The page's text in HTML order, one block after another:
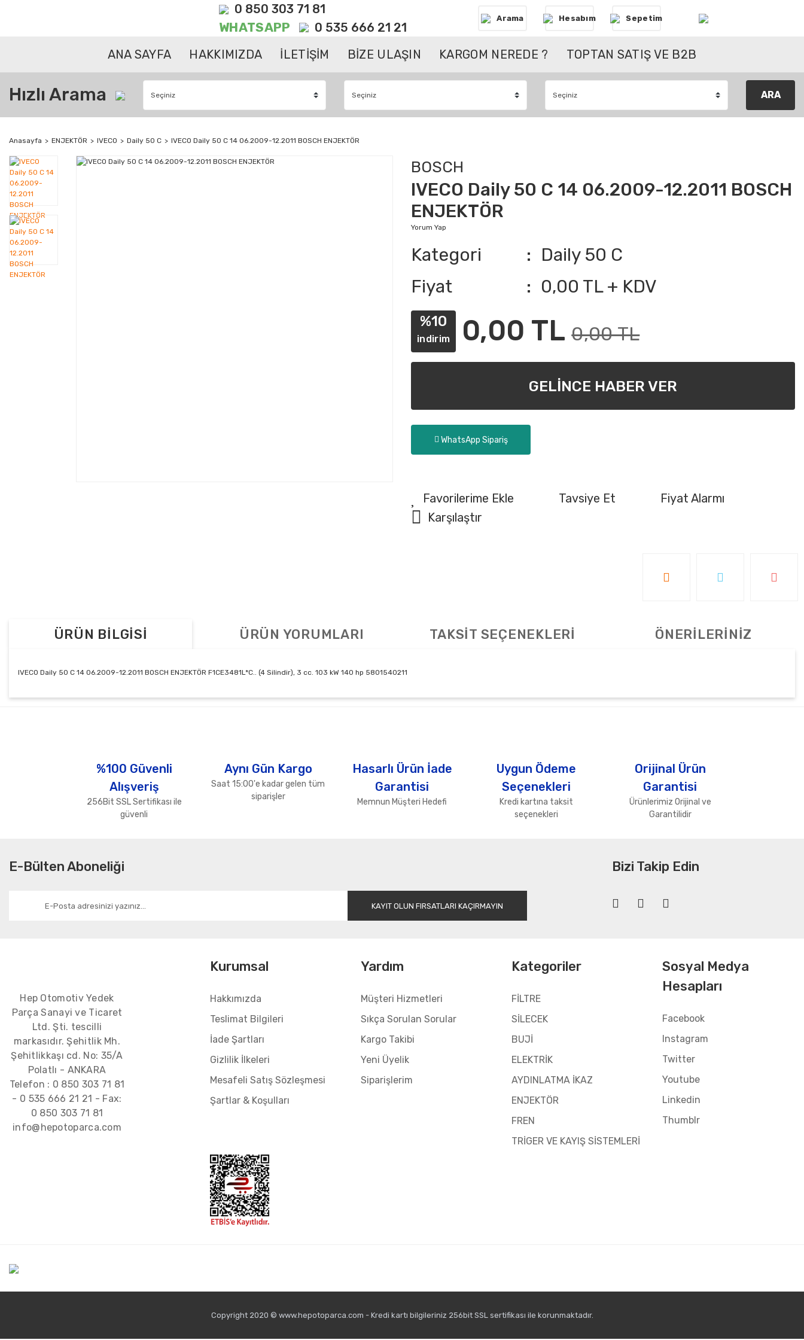
0 850 303 71 81
WHATSAPP 0 535 666 21 21
Arama Hesabım Sepetim
ANA SAYFA HAKKIMIZDA İLETİŞİM BİZE ULAŞIN KARGOM NEREDE ? TOPTAN SATIŞ VE B2B
Hızlı Arama ARA
Anasayfa ENJEKTÖR IVECO Daily 50 C IVECO Daily 50 C 14 06.2009-12.2011 BOSCH ENJEKTÖR
BOSCH
IVECO Daily 50 C 14 06.2009-12.2011 BOSCH
ENJEKTÖR
Yorum Yap
Kategori
Daily 50 C
Fiyat
0,00 TL + KDV
%10
indirim 0,00 TL 0,00 TL
GELİNCE HABER VER
WhatsApp Sipariş
Tavsiye Et
Fiyat Alarmı
Karşılaştır
ÜRÜN BİLGİSİ ÜRÜN YORUMLARI TAKSİT SEÇENEKLERİ ÖNERİLERİNİZ
IVECO Daily 50 C 14 06.2009-12.2011 BOSCH ENJEKTÖR F1CE3481L*C.. (4 Silindir), 3 cc. 103 kW 140 hp 5801540211
Ürün fiyatı diğer sitelerden daha pahalı.
Bu ürüne benzer farklı alternatifler olmalı.
Gönder
%100 Güvenli
Alışveriş
256Bit SSL Sertifikası ile
güvenli
Aynı Gün Kargo
Saat 15:00'e kadar gelen tüm
siparişler
Hasarlı Ürün İade
Garantisi
Memnun Müşteri Hedefi
Uygun Ödeme
Seçenekleri
Kredi kartına taksit
seçenekleri
Orijinal Ürün
Garantisi
Ürünlerimiz Orijinal ve
Garantilidir
E-Bülten Aboneliği
KAYIT OLUN FIRSATLARI KAÇIRMAYIN
Bizi Takip Edin
Hep Otomotiv Yedek
Parça Sanayi ve Ticaret
Ltd. Şti. tescilli
markasıdır. Şehitlik Mh.
Şehitlikkaşı cd. No: 35/A
Polatlı - ANKARA
Telefon : 0 850 303 71 81
- 0 535 666 21 21 - Fax:
0 850 303 71 81
info@hepotoparca.com
Kurumsal
Hakkımızda
Teslimat Bilgileri
İade Şartları
Gizlilik İlkeleri
Mesafeli Satış Sözleşmesi
Şartlar & Koşulları
Yardım
Müşteri Hizmetleri
Sıkça Sorulan Sorular
Kargo Takibi
Yeni Üyelik
Siparişlerim
Kategoriler
FİLTRE
SİLECEK
BUJİ
ELEKTRİK
AYDINLATMA İKAZ
ENJEKTÖR
FREN
TRİGER VE KAYIŞ SİSTEMLERİ
Sosyal Medya
Hesapları
Facebook
Instagram
Twitter
Youtube
Linkedin
Thumblr
Copyright 2020 © www.hepotoparca.com - Kredi kartı bilgileriniz 256bit SSL sertifikası ile korunmaktadır.